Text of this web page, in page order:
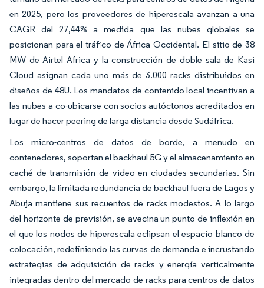
en 2025, pero los proveedores de hiperescala avanzan a una
CAGR del 27,44% a medida que las nubes globales se
posicionan para el tráfico de África Occidental. El sitio de 38
MW de Airtel Africa y la construcción de doble sala de Kasi
Cloud asignan cada uno más de 3.000 racks distribuidos en
diseños de 48U. Los mandatos de contenido local incentivan a
las nubes a co-ubicarse con socios autóctonos acreditados en
lugar de hacer peering de larga distancia desde Sudáfrica.
Los micro-centros de datos de borde, a menudo en
contenedores, soportan el backhaul 5G y el almacenamiento en
caché de transmisión de video en ciudades secundarias. Sin
embargo, la limitada redundancia de backhaul fuera de Lagos y
Abuja mantiene sus recuentos de racks modestos. A lo largo
del horizonte de previsión, se avecina un punto de inflexión en
el que los nodos de hiperescala eclipsan el espacio blanco de
colocación, redefiniendo las curvas de demanda e incrustando
estrategias de adquisición de racks y energía verticalmente
integradas dentro del mercado de racks para centros de datos